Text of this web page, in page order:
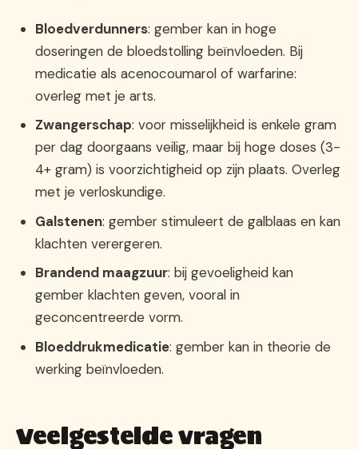
Bloedverdunners: gember kan in hoge
doseringen de bloedstolling beïnvloeden. Bij
medicatie als acenocoumarol of warfarine:
overleg met je arts.
Zwangerschap: voor misselijkheid is enkele gram
per dag doorgaans veilig, maar bij hoge doses (3-
4+ gram) is voorzichtigheid op zijn plaats. Overleg
met je verloskundige.
Galstenen: gember stimuleert de galblaas en kan
klachten verergeren.
Brandend maagzuur: bij gevoeligheid kan
gember klachten geven, vooral in
geconcentreerde vorm.
Bloeddrukmedicatie: gember kan in theorie de
werking beïnvloeden.
Veelgestelde vragen